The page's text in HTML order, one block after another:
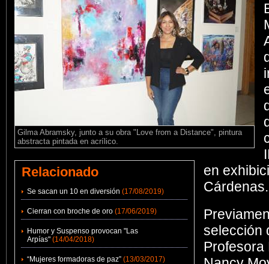
Gilma Abramsky, junto a su obra "Love from a Distance", pintura
abstracta pintada en acrílico.
Relacionado
Se sacan un 10 en diversión (17/08/2019)
Cierran con broche de oro (17/06/2019)
Humor y Suspenso provocan "Las
Arpías" (14/04/2018)
“Mujeres formadoras de paz” (13/03/2017)
en
Cárdenas.
selección
Profesora